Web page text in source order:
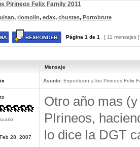
Pirineos Felix Family 2011
, riomolin, edax, chustas, Portobrute
Página 1 de 1 [ 11 mensajes
Mensaje
Asunto:Expedicion a los Pirineos Felix
28, 2007
Otro año mas
PIrineos,
lo dice la DGT